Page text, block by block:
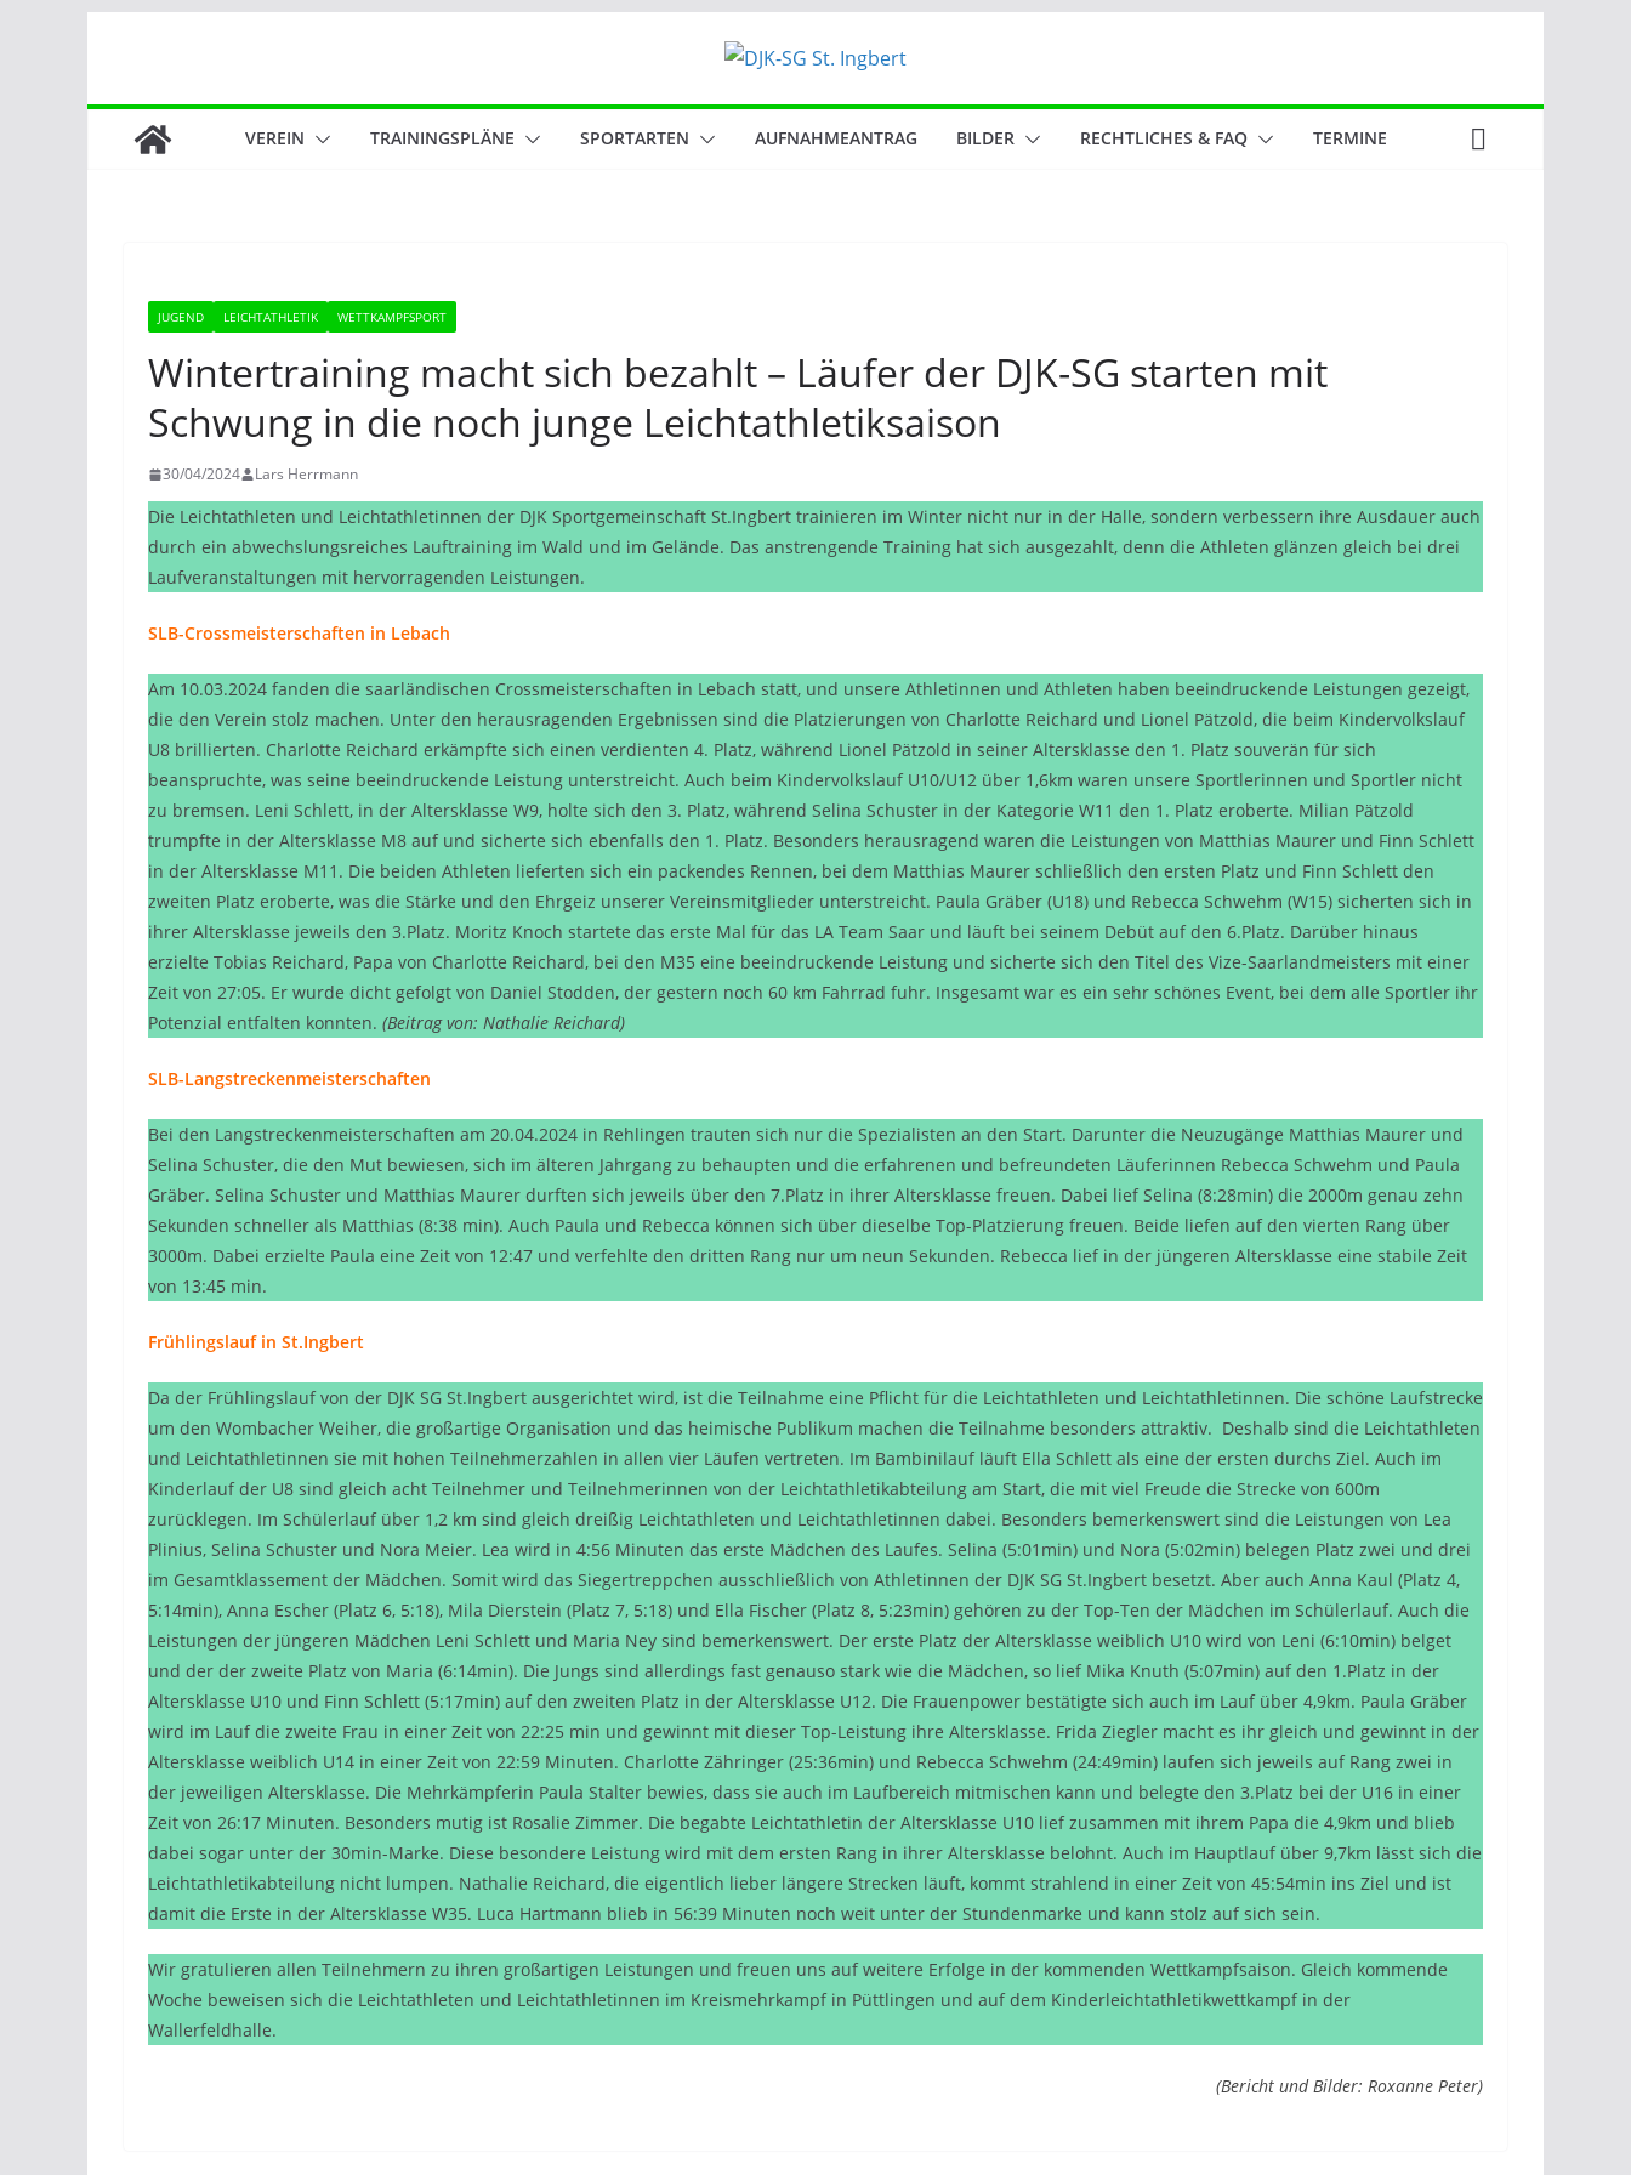
VEREIN TRAININGSPLÄNE SPORTARTEN AUFNAHMEANTRAG BILDER RECHTLICHES & FAQ TERMINE
JUGEND LEICHTATHLETIK WETTKAMPFSPORT
Wintertraining macht sich bezahlt – Läufer der DJK-SG starten mit
Schwung in die noch junge Leichtathletiksaison
30/04/2024 Lars Herrmann
Die Leichtathleten und Leichtathletinnen der DJK Sportgemeinschaft St.Ingbert trainieren im Winter nicht nur in der Halle, sondern verbessern ihre Ausdauer auch
durch ein abwechslungsreiches Lauftraining im Wald und im Gelände. Das anstrengende Training hat sich ausgezahlt, denn die Athleten glänzen gleich bei drei
Laufveranstaltungen mit hervorragenden Leistungen.
SLB-Crossmeisterschaften in Lebach
Am 10.03.2024 fanden die saarländischen Crossmeisterschaften in Lebach statt, und unsere Athletinnen und Athleten haben beeindruckende Leistungen gezeigt,
die den Verein stolz machen. Unter den herausragenden Ergebnissen sind die Platzierungen von Charlotte Reichard und Lionel Pätzold, die beim Kindervolkslauf
U8 brillierten. Charlotte Reichard erkämpfte sich einen verdienten 4. Platz, während Lionel Pätzold in seiner Altersklasse den 1. Platz souverän für sich
beanspruchte, was seine beeindruckende Leistung unterstreicht. Auch beim Kindervolkslauf U10/U12 über 1,6km waren unsere Sportlerinnen und Sportler nicht
zu bremsen. Leni Schlett, in der Altersklasse W9, holte sich den 3. Platz, während Selina Schuster in der Kategorie W11 den 1. Platz eroberte. Milian Pätzold
trumpfte in der Altersklasse M8 auf und sicherte sich ebenfalls den 1. Platz. Besonders herausragend waren die Leistungen von Matthias Maurer und Finn Schlett
in der Altersklasse M11. Die beiden Athleten lieferten sich ein packendes Rennen, bei dem Matthias Maurer schließlich den ersten Platz und Finn Schlett den
zweiten Platz eroberte, was die Stärke und den Ehrgeiz unserer Vereinsmitglieder unterstreicht. Paula Gräber (U18) und Rebecca Schwehm (W15) sicherten sich in
ihrer Altersklasse jeweils den 3.Platz. Moritz Knoch startete das erste Mal für das LA Team Saar und läuft bei seinem Debüt auf den 6.Platz. Darüber hinaus
erzielte Tobias Reichard, Papa von Charlotte Reichard, bei den M35 eine beeindruckende Leistung und sicherte sich den Titel des Vize-Saarlandmeisters mit einer
Zeit von 27:05. Er wurde dicht gefolgt von Daniel Stodden, der gestern noch 60 km Fahrrad fuhr. Insgesamt war es ein sehr schönes Event, bei dem alle Sportler ihr
Potenzial entfalten konnten. (Beitrag von: Nathalie Reichard)
SLB-Langstreckenmeisterschaften
Bei den Langstreckenmeisterschaften am 20.04.2024 in Rehlingen trauten sich nur die Spezialisten an den Start. Darunter die Neuzugänge Matthias Maurer und
Selina Schuster, die den Mut bewiesen, sich im älteren Jahrgang zu behaupten und die erfahrenen und befreundeten Läuferinnen Rebecca Schwehm und Paula
Gräber. Selina Schuster und Matthias Maurer durften sich jeweils über den 7.Platz in ihrer Altersklasse freuen. Dabei lief Selina (8:28min) die 2000m genau zehn
Sekunden schneller als Matthias (8:38 min). Auch Paula und Rebecca können sich über dieselbe Top-Platzierung freuen. Beide liefen auf den vierten Rang über
3000m. Dabei erzielte Paula eine Zeit von 12:47 und verfehlte den dritten Rang nur um neun Sekunden. Rebecca lief in der jüngeren Altersklasse eine stabile Zeit
von 13:45 min.
Frühlingslauf in St.Ingbert
Da der Frühlingslauf von der DJK SG St.Ingbert ausgerichtet wird, ist die Teilnahme eine Pflicht für die Leichtathleten und Leichtathletinnen. Die schöne Laufstrecke
um den Wombacher Weiher, die großartige Organisation und das heimische Publikum machen die Teilnahme besonders attraktiv. Deshalb sind die Leichtathleten
und Leichtathletinnen sie mit hohen Teilnehmerzahlen in allen vier Läufen vertreten. Im Bambinilauf läuft Ella Schlett als eine der ersten durchs Ziel. Auch im
Kinderlauf der U8 sind gleich acht Teilnehmer und Teilnehmerinnen von der Leichtathletikabteilung am Start, die mit viel Freude die Strecke von 600m
zurücklegen. Im Schülerlauf über 1,2 km sind gleich dreißig Leichtathleten und Leichtathletinnen dabei. Besonders bemerkenswert sind die Leistungen von Lea
Plinius, Selina Schuster und Nora Meier. Lea wird in 4:56 Minuten das erste Mädchen des Laufes. Selina (5:01min) und Nora (5:02min) belegen Platz zwei und drei
im Gesamtklassement der Mädchen. Somit wird das Siegertreppchen ausschließlich von Athletinnen der DJK SG St.Ingbert besetzt. Aber auch Anna Kaul (Platz 4,
5:14min), Anna Escher (Platz 6, 5:18), Mila Dierstein (Platz 7, 5:18) und Ella Fischer (Platz 8, 5:23min) gehören zu der Top-Ten der Mädchen im Schülerlauf. Auch die
Leistungen der jüngeren Mädchen Leni Schlett und Maria Ney sind bemerkenswert. Der erste Platz der Altersklasse weiblich U10 wird von Leni (6:10min) belget
und der der zweite Platz von Maria (6:14min). Die Jungs sind allerdings fast genauso stark wie die Mädchen, so lief Mika Knuth (5:07min) auf den 1.Platz in der
Altersklasse U10 und Finn Schlett (5:17min) auf den zweiten Platz in der Altersklasse U12. Die Frauenpower bestätigte sich auch im Lauf über 4,9km. Paula Gräber
wird im Lauf die zweite Frau in einer Zeit von 22:25 min und gewinnt mit dieser Top-Leistung ihre Altersklasse. Frida Ziegler macht es ihr gleich und gewinnt in der
Altersklasse weiblich U14 in einer Zeit von 22:59 Minuten. Charlotte Zähringer (25:36min) und Rebecca Schwehm (24:49min) laufen sich jeweils auf Rang zwei in
der jeweiligen Altersklasse. Die Mehrkämpferin Paula Stalter bewies, dass sie auch im Laufbereich mitmischen kann und belegte den 3.Platz bei der U16 in einer
Zeit von 26:17 Minuten. Besonders mutig ist Rosalie Zimmer. Die begabte Leichtathletin der Altersklasse U10 lief zusammen mit ihrem Papa die 4,9km und blieb
dabei sogar unter der 30min-Marke. Diese besondere Leistung wird mit dem ersten Rang in ihrer Altersklasse belohnt. Auch im Hauptlauf über 9,7km lässt sich die
Leichtathletikabteilung nicht lumpen. Nathalie Reichard, die eigentlich lieber längere Strecken läuft, kommt strahlend in einer Zeit von 45:54min ins Ziel und ist
damit die Erste in der Altersklasse W35. Luca Hartmann blieb in 56:39 Minuten noch weit unter der Stundenmarke und kann stolz auf sich sein.
Wir gratulieren allen Teilnehmern zu ihren großartigen Leistungen und freuen uns auf weitere Erfolge in der kommenden Wettkampfsaison. Gleich kommende
Woche beweisen sich die Leichtathleten und Leichtathletinnen im Kreismehrkampf in Püttlingen und auf dem Kinderleichtathletikwettkampf in der
Wallerfeldhalle.
(Bericht und Bilder: Roxanne Peter)